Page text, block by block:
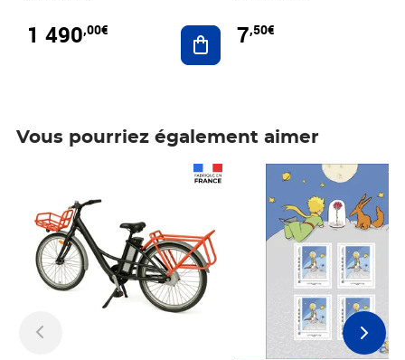
1 490,00€ Ajouter au panier
7,50€
Vous pourriez également aimer
Prix 7,50€